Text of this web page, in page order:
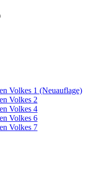
Volkes 1 (Neuauflage)
Volkes 2
Volkes 4
Volkes 6
Volkes 7